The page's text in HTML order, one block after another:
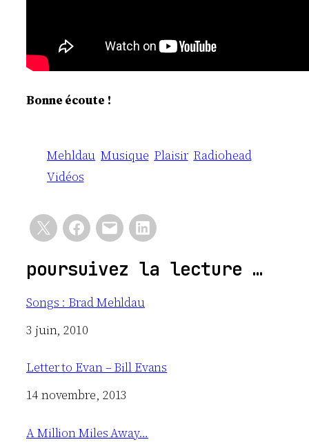
Bonne écoute !
Mehldau Musique Plaisir Radiohead
Vidéos
poursuivez la lecture …
Songs : Brad Mehldau
Date
3 juin, 2010
Letter to Evan – Bill Evans
Date
14 novembre, 2013
A Million Miles Away…